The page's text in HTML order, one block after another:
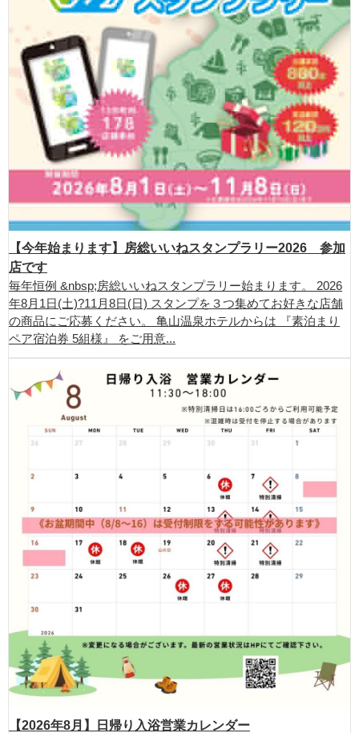
【今年始まります】房総いいねスタンプラリー2026 参加
店です
毎年恒例 &nbsp;房総いいねスタンプラリー始まります。 2026
年8月1日(土)?11月8日(日) スタンプを３つ集めてお好きな店舗
の商品にご応募ください。 亀山温泉ホテルからは 『素泊まり
ペア宿泊券 5組様』 をご用意...
【2026年8月】日帰り入浴営業カレンダー